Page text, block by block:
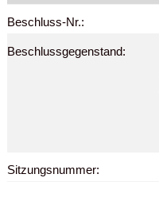
Beschluss-Nr.:
Beschlussgegenstand:
Sitzungsnummer: